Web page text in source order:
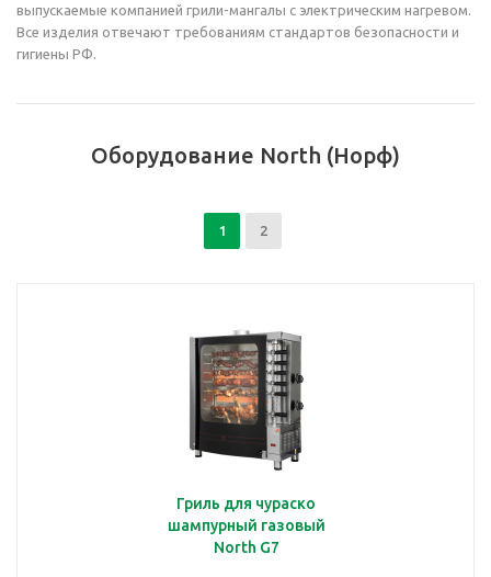
выпускаемые компанией грили-мангалы с электрическим нагревом.
Все изделия отвечают требованиям стандартов безопасности и
гигиены РФ.
Оборудование North (Норф)
1 2
Гриль для чураско
шампурный газовый
North G7